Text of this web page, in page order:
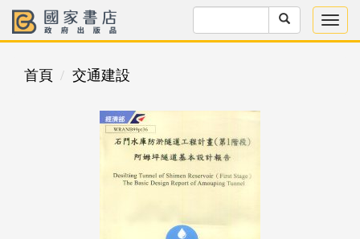
首頁 交通建設